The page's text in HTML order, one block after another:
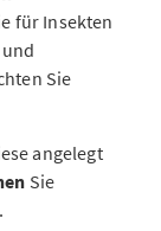
für Insekten
Sie
angelegt
Sie